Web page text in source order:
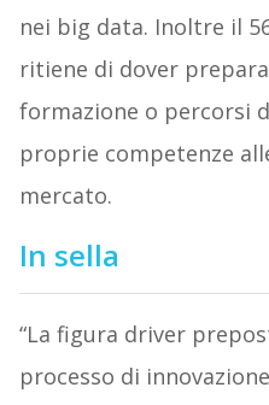
nei big data. Inoltre il
ritiene di dover
formazione o percorsi
proprie competenze
mercato.
In sella
“La figura driver
processo di